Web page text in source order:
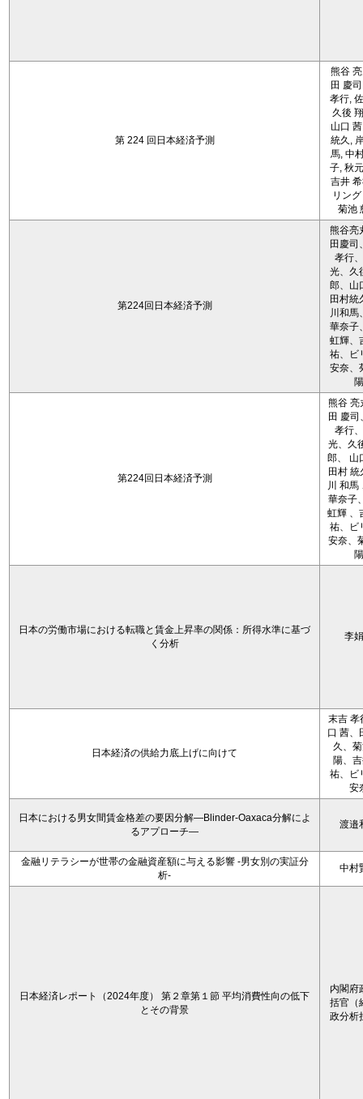
第 224 回日本経済予測
熊谷
田 慶
孝行,
久後
山口
統久,
馬, 中
子, 秋
吉井
リン
菊池
第224回日本経済予測
熊谷亮
田慶司
孝行
光、久
郎、山
田村統
川和馬
華奈子
虹輝、
祐、ビ
安奈、
陽
第224回日本経済予測
熊谷 亮
田 慶司
孝行
光、久
郎、 山
田村 統
川 和馬
華奈子
虹輝 、
祐、ビ
安奈、
陽
日本の労働市場における転職と賃金上昇率の関係：所得水準に基づ
く分析
李
日本経済の供給力底上げに向けて
末吉 孝
口 茜、
久、
陽、
祐、ビ
安
日本における男女間賃金格差の要因分解―Blinder-Oaxaca分解によ
るアプローチ―
渡邉
金融リテラシーが世帯の金融資産額に与える影響 -男女別の実証分
析-
中村
日本経済レポート（2024年度） 第２章第１節 平均消費性向の低下
とその背景
内閣府
括官（
政分析